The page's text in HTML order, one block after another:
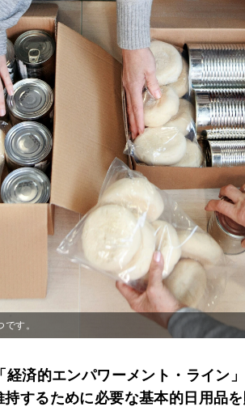
す。
経済的エンパワーメント・ライン
するために必要な基本的日用品